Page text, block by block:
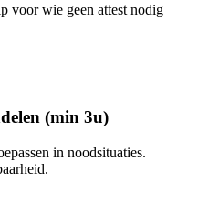
voor wie geen attest nodig
(min 3u)
in noodsituaties.